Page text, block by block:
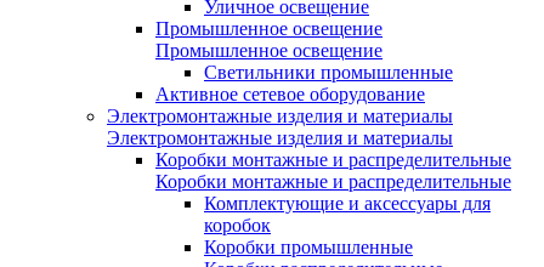
Уличное освещение
Промышленное освещение
Промышленное освещение
Светильники промышленные
Активное сетевое оборудование
Электромонтажные изделия и материалы
Электромонтажные изделия и материалы
Коробки монтажные и распределительные
Коробки монтажные и распределительные
Комплектующие и аксессуары для
коробок
Коробки промышленные